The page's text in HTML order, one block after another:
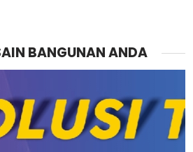
BANGUNAN ANDA